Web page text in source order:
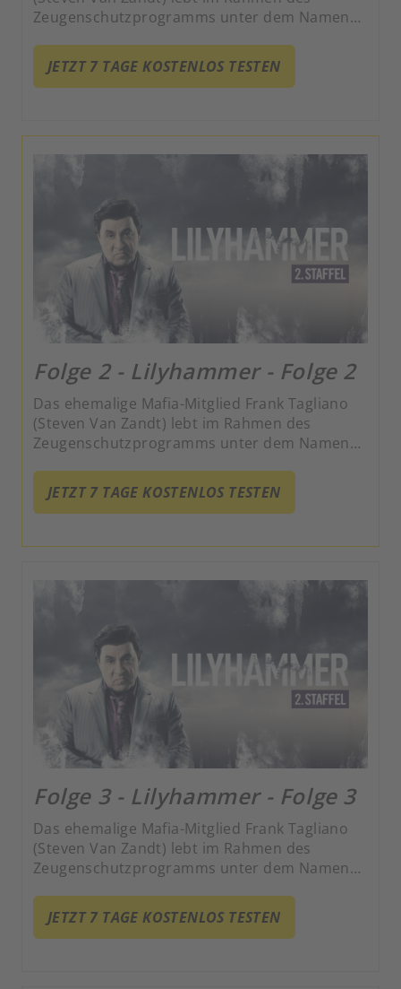
Zeugenschutzprogramms unter dem Namen
zum erfolgreichen Nachtclub-Besitzer
gebracht. Gekonnt jongliert er zwischen
JETZT 7 TAGE KOSTENLOS TESTEN
Folge 2 - Lilyhammer - Folge 2
Das ehemalige Mafia-Mitglied Frank Tagliano
(Steven Van Zandt) lebt im Rahmen des
Zeugenschutzprogramms unter dem Namen
zum erfolgreichen Nachtclub-Besitzer
gebracht. Gekonnt jongliert er zwischen
als zweifacher Vater.
JETZT 7 TAGE KOSTENLOS TESTEN
Folge 3 - Lilyhammer - Folge 3
Das ehemalige Mafia-Mitglied Frank Tagliano
(Steven Van Zandt) lebt im Rahmen des
Zeugenschutzprogramms unter dem Namen
zum erfolgreichen Nachtclub-Besitzer
gebracht. Gekonnt jongliert er zwischen
JETZT 7 TAGE KOSTENLOS TESTEN